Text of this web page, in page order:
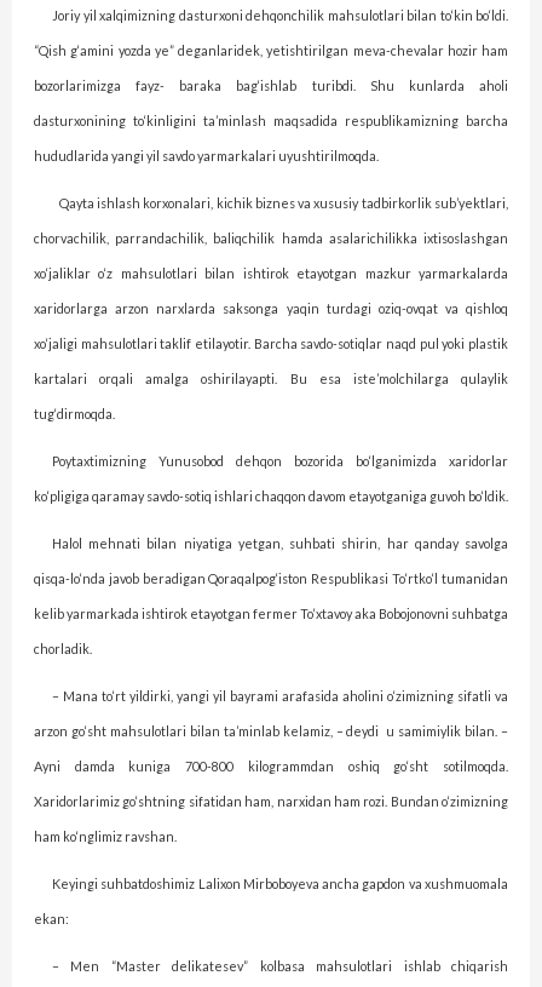
Joriy yil xalqimizning dasturxoni dehqonchilik mahsulotlari bilan to‘kin bo‘ldi.
“Qish g‘amini yozda ye” deganlaridek, yetishtirilgan meva-chevalar hozir ham
bozorlarimizga fayz- baraka bag‘ishlab turibdi. Shu kunlarda aholi
dasturxonining to‘kinligini ta’minlash maqsadida respublikamizning barcha
hududlarida yangi yil savdo yarmarkalari uyushtirilmoqda.
Qayta ishlash korxonalari, kichik biznes va xususiy tadbirkorlik sub’yektlari,
chorvachilik, parrandachilik, baliqchilik hamda asalarichilikka ixtisoslashgan
xo‘jaliklar o‘z mahsulotlari bilan ishtirok etayotgan mazkur yarmarkalarda
xaridorlarga arzon narxlarda saksonga yaqin turdagi oziq-ovqat va qishloq
xo‘jaligi mahsulotlari taklif etilayotir. Barcha savdo-sotiqlar naqd pul yoki plastik
kartalari orqali amalga oshirilayapti. Bu esa iste’molchilarga qulaylik
tug‘dirmoqda.
Poytaxtimizning Yunusobod dehqon bozorida bo‘lganimizda xaridorlar
ko‘pligiga qaramay savdo-sotiq ishlari chaqqon davom etayotganiga guvoh bo‘ldik.
Halol mehnati bilan niyatiga yetgan, suhbati shirin, har qanday savolga
qisqa-lo‘nda javob beradigan Qoraqalpog‘iston Respublikasi To‘rtko‘l tumanidan
kelib yarmarkada ishtirok etayotgan fermer To‘xtavoy aka Bobojonovni suhbatga
chorladik.
– Mana to‘rt yildirki, yangi yil bayrami arafasida aholini o‘zimizning sifatli va
arzon go‘sht mahsulotlari bilan ta’minlab kelamiz, – deydi u samimiylik bilan. –
Ayni damda kuniga 700-800 kilogrammdan oshiq go‘sht sotilmoqda.
Xaridorlarimiz go‘shtning sifatidan ham, narxidan ham rozi. Bundan o‘zimizning
ham ko‘nglimiz ravshan.
Keyingi suhbatdoshimiz Lalixon Mirboboyeva ancha gapdon va xushmuomala
ekan:
– Men “Master delikatesev” kolbasa mahsulotlari ishlab chiqarish